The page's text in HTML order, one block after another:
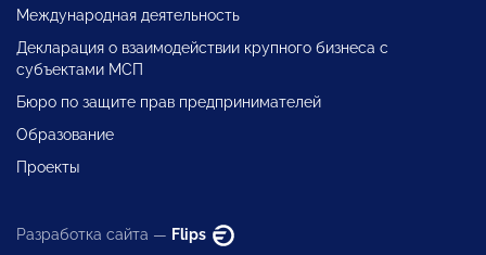
Международная деятельность
Декларация о взаимодействии крупного бизнеса с
субъектами МСП
Бюро по защите прав предпринимателей
Образование
Проекты
Разработка сайта — Flips